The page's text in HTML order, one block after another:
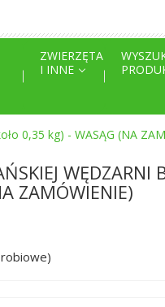
ZWIERZĘTA
I INNE
0,35 kg) - WASĄG (NA
WĘDZARNI
ZAMÓWIENIE)